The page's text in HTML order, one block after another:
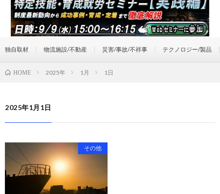
独自取材 物流施設/不動産 災害/事故/不祥事 テクノロジー/製品
HOME 2025年 1月 1日
2025年1月1日
その他